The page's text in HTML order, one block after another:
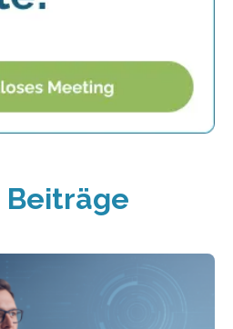
Beiträge